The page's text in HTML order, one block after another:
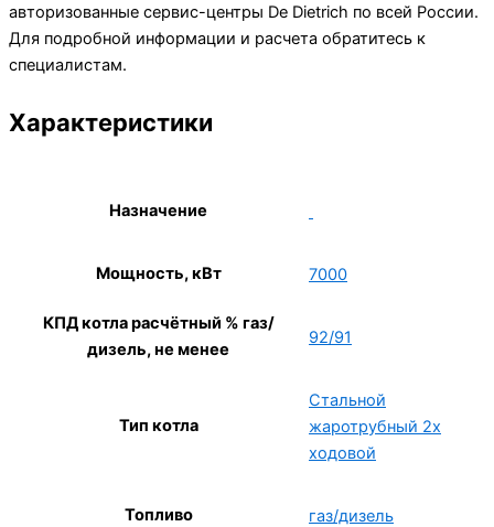
авторизованные сервис-центры De Dietrich по всей России.
Для подробной информации и расчета обратитесь к
специалистам.
Характеристики
Назначение
Мощность, кВт 7000
КПД котла расчётный % газ/
дизель, не менее
92/91
Тип котла
Стальной
жаротрубный 2х
ходовой
Топливо газ/дизель